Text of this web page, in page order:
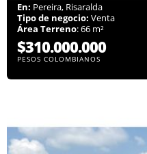
En: Pereira, Risaralda
Tipo de negocio: Venta
Área Terreno: 66 m²
$310.000.000
PESOS COLOMBIANOS